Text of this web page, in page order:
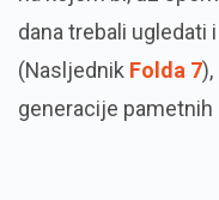
dana trebali ugledati
(Nasljednik Folda 7),
generacije pametnih